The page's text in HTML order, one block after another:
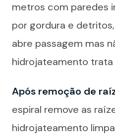
metros com paredes
por gordura e
abre passagem mas
hidrojateamento
Após remoção de
espiral remove as
hidrojateamento